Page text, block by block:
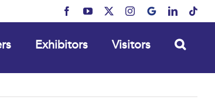
FacebookYouTube Instagram
MyBusinessLinkedIn
Exhibitors Visitors